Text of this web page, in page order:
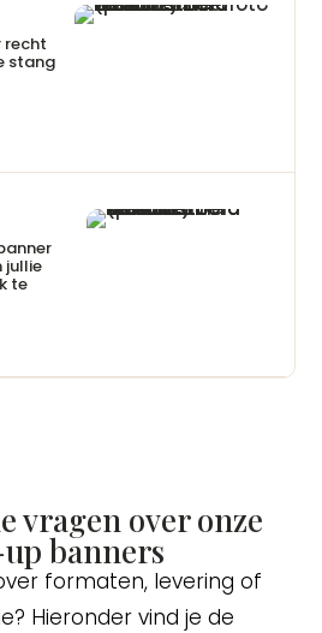
recht
stang
jullie
te
vragen over onze
banners
formaten, levering of
Hieronder vind je de